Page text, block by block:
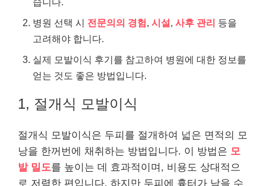
병원 선택 시 전문의의 경험 시설 사후 관리 등을
고려해야 합니다.
실제 모발이식 후기를 참고하여 병원에 대한 정보를
얻는 것도 좋은 방법입니다.
1, 절개식 모발이식
절개식 모발이식은 두피를 절개하여 넓은 면적의 모
낭을 한꺼번에 채취하는 방법입니다. 이 방법은 모
발 밀도를 높이는 데 효과적이며, 비용도 상대적으
로 저렴한 편입니다. 하지만 두피에 흉터가 남을 수